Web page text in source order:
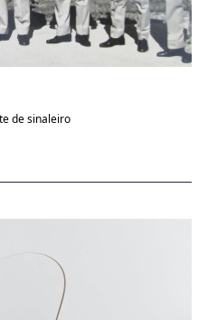
de sinaleiro